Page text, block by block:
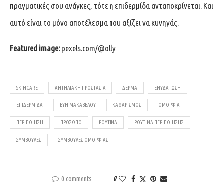
πραγματικές σου ανάγκες, τότε η επιδερμίδα ανταποκρίνεται. Και
αυτό είναι το μόνο αποτέλεσμα που αξίζει να κυνηγάς.
Featured image:pexels.com/@olly
SKINCARE ΑΝΤΗΛΙΑΚΉ ΠΡΟΣΤΑΣΊΑ ΔΈΡΜΑ ΕΝΥΔΆΤΩΣΗ
ΕΠΙΔΕΡΜΊΔΑ ΕΥΗ ΜΑΚΑΒΕΛΟΥ ΚΑΘΑΡΙΣΜΌΣ ΟΜΟΡΦΙΆ
ΠΕΡΙΠΟΙΗΣΗ ΠΡΌΣΩΠΟ ΡΟΥΤΊΝΑ ΡΟΥΤΊΝΑ ΠΕΡΙΠΟΊΗΣΗΣ
ΣΥΜΒΟΥΛΈΣ ΣΥΜΒΟΥΛΕΣ ΟΜΟΡΦΙΑΣ
0 comments 0